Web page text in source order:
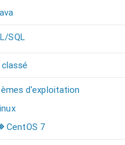
SQL
d'exploitation
CentOS 7